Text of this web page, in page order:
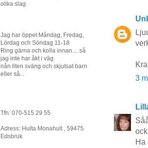
3
Ha
olika slag.
Jag har öppet Måndag, Fredag,
Lördag och Söndag 11-18
Ring gärna och kolla innan.... så
jag inte har åkt i väg
nån liten sväng och skjutsat barn
eller så...
Tfn: 070-515 29 55
Adress: Hulta Monahult , 59475
Edsbruk